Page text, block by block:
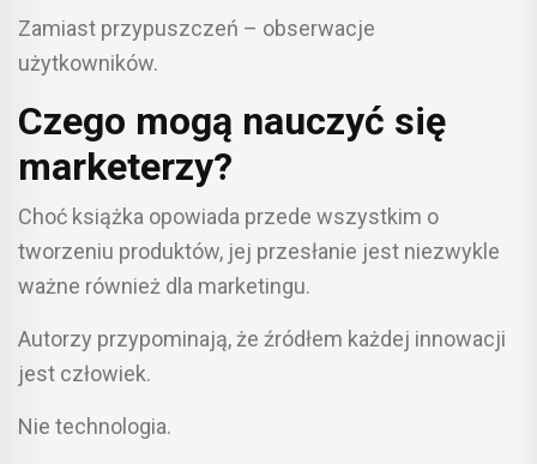
Zamiast przypuszczeń – obserwacje
użytkowników.
Czego mogą nauczyć się
marketerzy?
Choć książka opowiada przede wszystkim o
tworzeniu produktów, jej przesłanie jest niezwykle
ważne również dla marketingu.
Autorzy przypominają, że źródłem każdej innowacji
jest człowiek.
Nie technologia.